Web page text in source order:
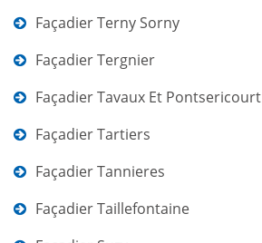
Façadier Terny Sorny
Façadier Tergnier
Façadier Tavaux Et Pontsericourt
Façadier Tartiers
Façadier Tannieres
Façadier Taillefontaine